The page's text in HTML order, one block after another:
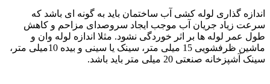
اندازه گذاری لوله کشی آب ساختمان باید به گونه ای باشد که
سرعت زیاد جریان آب موجب ایجاد سروصدای مزاحم و کاهش
طول عمر لوله ها بر اثر خوردگی نشود. مثلا اندازه لوله وان و
ماشین ظرفشویی 15 میلی متر، سینک یا سینی و بیده 10میلی متر،
سینک آشپزخانه صنعتی 20 میلی متر باید باشد.